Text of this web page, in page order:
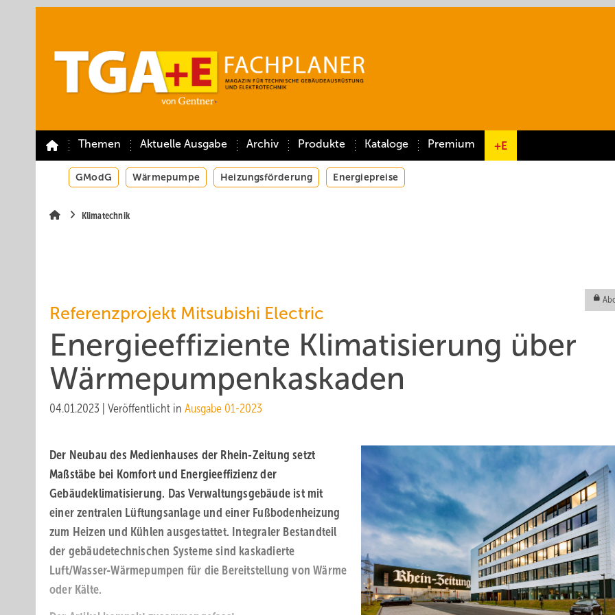
Themen Aktuelle Ausgabe Archiv Produkte Kataloge Premium +E
GModG Wärmepumpe Heizungsförderung Energiepreise
Klimatechnik
Referenzprojekt Mitsubishi Electric
Energieeffiziente Klimatisierung über
Wärmepumpenkaskaden
04.01.2023 Veröffentlicht in Ausgabe 01-2023
Der Neubau des Medienhauses der Rhein-Zeitung setzt
Maßstäbe bei Komfort und Energieeffizienz der
Gebäudeklimatisierung. Das Verwaltungsgebäude ist mit
einer zentralen Lüftungsanlage und einer Fußbodenheizung
zum Heizen und Kühlen ausgestattet. Integraler Bestandteil
der gebäudetechnischen Systeme sind kaskadierte
Luft/Wasser-Wärmepumpen für die Bereitstellung von Wärme
oder Kälte.